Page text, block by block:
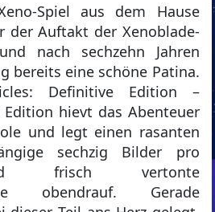
Spiel aus dem Hause
der Auftakt der Xenoblade-
nach sechzehn Jahren
bereits eine schöne Patina.
Definitive Edition –
hievt das Abenteuer
und legt einen rasanten
sechzig Bilder pro
frisch vertonte
obendrauf. Gerade